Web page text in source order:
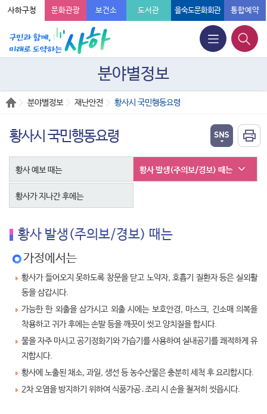
사하구청 문화관광 보건소 도서관 을숙도문화회관 통합예약
분야별정보
분야별정보 재난안전 황사시 국민행동요령
황사시 국민행동요령
황사 예보 때는 황사 발생(주의보/경보) 때는
황사가 지나간 후에는
황사 발생(주의보/경보) 때는
가정에서는
황사가 들어오지 못하도록 창문을 닫고 노약자, 호흡기 질환자 등은 실외활
동을 삼갑시다.
가능한 한 외출을 삼가시고 외출 시에는 보호안경, 마스크, 긴소매 의복을
착용하고 귀가 후에는 손발 등을 깨끗이 씻고 양치질을 합시다.
물을 자주 마시고 공기정화기와 가습기를 사용하여 실내공기를 쾌적하게 유
지합시다.
황사에 노출된 채소, 과일, 생선 등 농수산물은 충분히 세척 후 요리합시다.
2차 오염을 방지하기 위하여 식품가공․조리 시 손을 철저히 씻읍시다.